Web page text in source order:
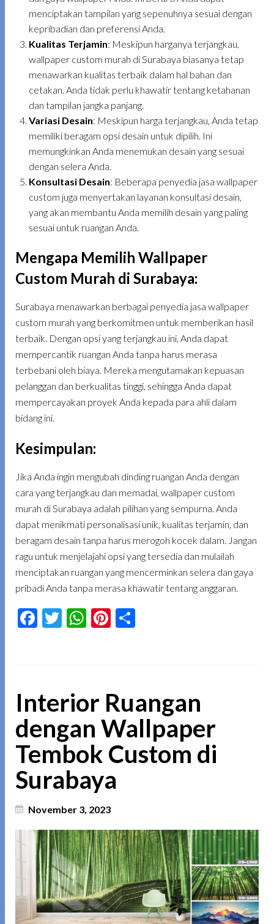
menciptakan tampilan yang sepenuhnya sesuai dengan
kepribadian dan preferensi Anda.
Kualitas Terjamin: Meskipun harganya terjangkau,
wallpaper custom murah di Surabaya biasanya tetap
menawarkan kualitas terbaik dalam hal bahan dan
cetakan. Anda tidak perlu khawatir tentang ketahanan
dan tampilan jangka panjang.
Variasi Desain: Meskipun harga terjangkau, Anda tetap
memiliki beragam opsi desain untuk dipilih. Ini
memungkinkan Anda menemukan desain yang sesuai
dengan selera Anda.
Konsultasi Desain: Beberapa penyedia jasa wallpaper
custom juga menyertakan layanan konsultasi desain,
yang akan membantu Anda memilih desain yang paling
sesuai untuk ruangan Anda.
Mengapa Memilih Wallpaper
Custom Murah di Surabaya:
Surabaya menawarkan berbagai penyedia jasa wallpaper
custom murah yang berkomitmen untuk memberikan hasil
terbaik. Dengan opsi yang terjangkau ini, Anda dapat
mempercantik ruangan Anda tanpa harus merasa
terbebani oleh biaya. Mereka mengutamakan kepuasan
pelanggan dan berkualitas tinggi, sehingga Anda dapat
mempercayakan proyek Anda kepada para ahli dalam
bidang ini.
Kesimpulan:
Jika Anda ingin mengubah dinding ruangan Anda dengan
cara yang terjangkau dan memadai, wallpaper custom
murah di Surabaya adalah pilihan yang sempurna. Anda
dapat menikmati personalisasi unik, kualitas terjamin, dan
beragam desain tanpa harus merogoh kocek dalam. Jangan
ragu untuk menjelajahi opsi yang tersedia dan mulailah
menciptakan ruangan yang mencerminkan selera dan gaya
pribadi Anda tanpa merasa khawatir tentang anggaran.
Facebook
Twitter
WhatsApp
Pinterest
Interior Ruangan
dengan Wallpaper
Tembok Custom di
Surabaya
November 3, 2023